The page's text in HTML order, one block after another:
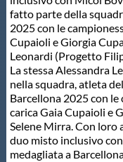
Webmail
Contatti
Mappa del sito
fatto parte della
2025 con le
Cupaioli e Giorgia
Leonardi (Progetto
La stessa Alessandra
nella squadra, atleta
Barcellona 2025 con
carica Gaia Cupaioli e
Selene Mirra. Con loro
duo misto inclusivo
medagliata a